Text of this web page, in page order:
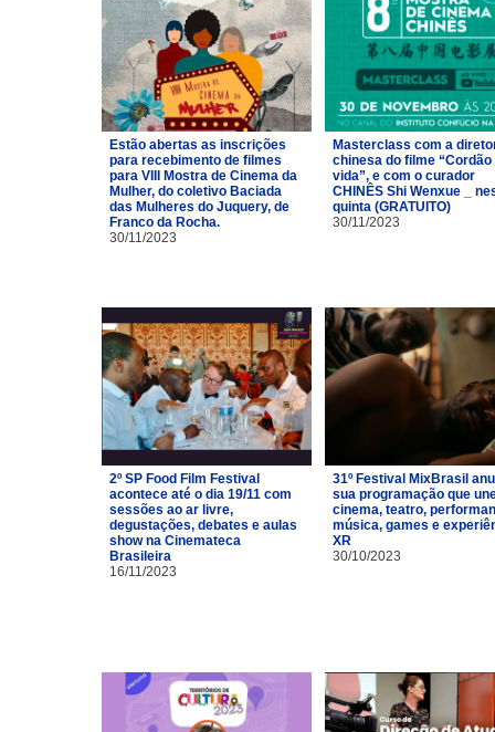
Estão abertas as inscrições
para recebimento de filmes
para VIII Mostra de Cinema da
Mulher, do coletivo Baciada
das Mulheres do Juquery, de
Franco da Rocha.
30/11/2023
Masterclass com a
chinesa do filme “Cordão
vida”, e com o curador
CHINÊS Shi Wenxue _
quinta (GRATUITO)
30/11/2023
2º SP Food Film Festival
acontece até o dia 19/11 com
sessões ao ar livre,
degustações, debates e aulas
show na Cinemateca
Brasileira
16/11/2023
31º Festival MixBrasil
sua programação que
cinema, teatro,
música, games e
XR
30/10/2023